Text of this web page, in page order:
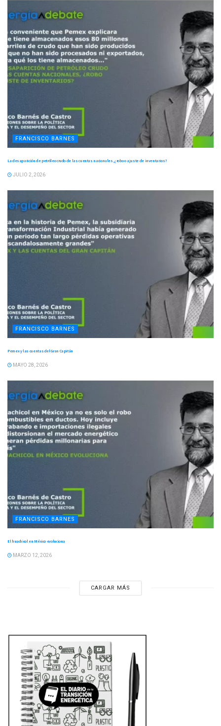
FRANCISCO BARNES
La desaparición de petróleo crudo de las cuentas nacionales, ¿robo o ajuste de inventarios?
JULIO 2, 2026
FRANCISCO BARNES
Pemex y las cuentas del Gran Capitán
MAYO 28, 2026
FRANCISCO BARNES
El huachicol en México evoluciona
MARZO 12, 2026
CARGAR MÁS